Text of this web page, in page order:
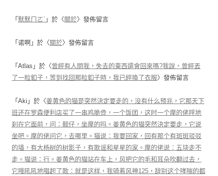
「 默默ㄇㄛˋ 」於〈 關於〉發佈留言
「 诺啊 」於〈 關於〉發佈留言
「 Atlas 」於〈曾經有人問我，失去的東西還會回來嗎?我說，曾經丟
了一粒釦子，等到找回那粒釦子時，我已經換了衣服〉發佈留言
「 Aki 」於〈姜黄色的猫是突然決定要走的，没有什么预兆，它那天下
班还在罗森便利店买了一串鸡脆骨，一个饭团，这时一个摩的佬呼地
刹在它面前，问：靓仔，坐摩的吗。姜黄色的猫突然決定要走，它说
坐吧。摩的佬问它，去哪里。猫说：我要回家，回有那个有斑斑驳驳
的墙，有大杨树的树影子，有歌谣和星星的家。摩的佬说：五块走不
走。猫说：行。姜黄色的猫站在车上，风把它的毛和耳朵吹翻过去，
它哦吼吼地唱起了歌：就是这样，我骑着风神125，辞别这个哮喘的都